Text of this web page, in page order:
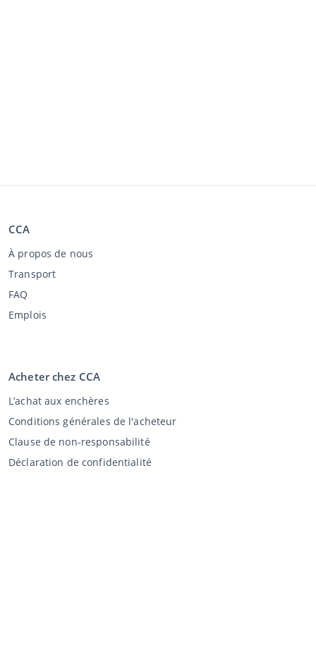
CCA
À propos de nous
Transport
FAQ
Emplois
Acheter chez CCA
L’achat aux enchères
Conditions générales de l'acheteur
Clause de non-responsabilité
Déclaration de confidentialité